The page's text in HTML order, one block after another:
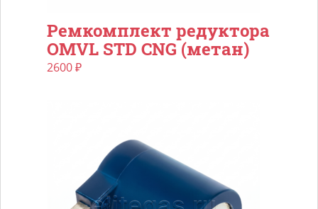
Ремкомплект редуктора
OMVL STD CNG (метан)
2600₽